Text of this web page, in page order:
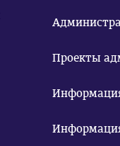
Проекты